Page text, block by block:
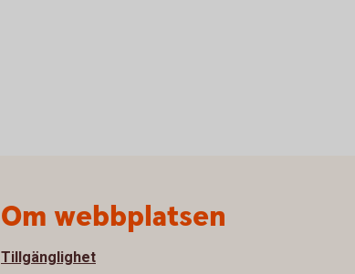
Om webbplatsen
Tillgänglighet